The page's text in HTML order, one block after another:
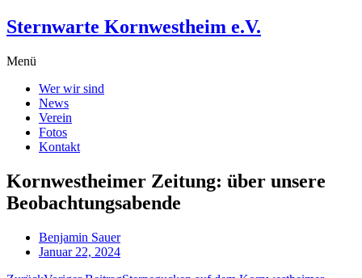
Zum
Inhalt
Sternwarte Kornwestheim e.V.
Menü
Wer wir sind
News
Verein
Fotos
Kontakt
Kornwestheimer Zeitung: über unsere
Beobachtungsabende
Benjamin Sauer
Januar 22, 2024